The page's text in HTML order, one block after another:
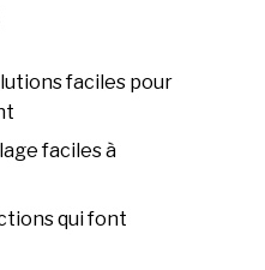
faciles pour
faciles à
qui font